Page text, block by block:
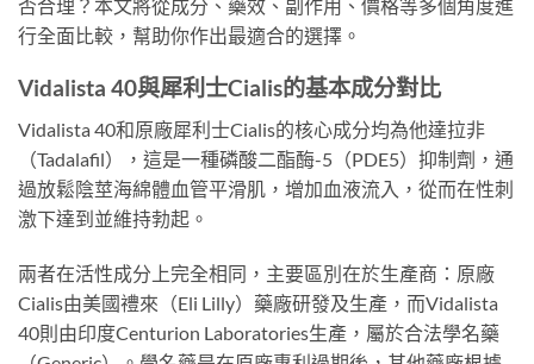
否合理？本文將從成分、藥效、副作用、價格等多個角度進
行全面比較，幫助你作出最適合的選擇。
Vidalista 40與犀利士Cialis的基本成分對比
Vidalista 40和原廠犀利士Cialis的核心成分均為他達拉非
（Tadalafil），這是一種磷酸二酯酶-5（PDE5）抑制劑，通
過放鬆陰莖海綿體血管平滑肌，增加血液流入，從而在性刺
激下達到並維持勃起。
兩者在活性成分上完全相同，主要區別在於生產商：原廠
Cialis由美國禮來（Eli Lilly）藥廠研發及生產，而Vidalista
40則由印度Centurion Laboratories生產，屬於合法學名藥